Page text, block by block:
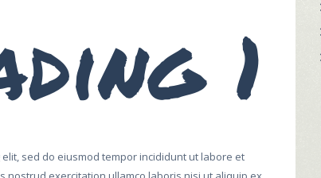
1
sed do eiusmod tempor incididunt ut labore et